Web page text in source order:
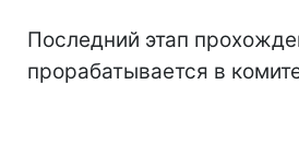
Последний этап
прорабатывается в